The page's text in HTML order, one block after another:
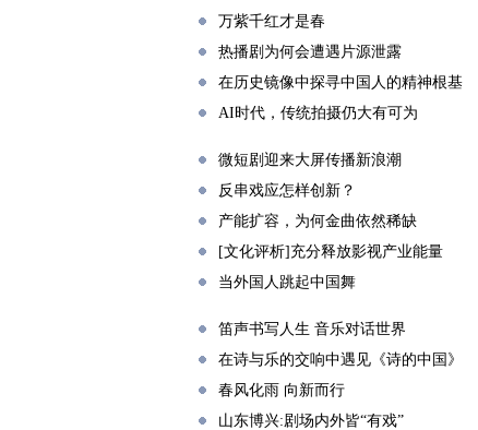
万紫千红才是春
热播剧为何会遭遇片源泄露
在历史镜像中探寻中国人的精神根基
AI时代，传统拍摄仍大有可为
微短剧迎来大屏传播新浪潮
反串戏应怎样创新？
产能扩容，为何金曲依然稀缺
[文化评析]充分释放影视产业能量
当外国人跳起中国舞
笛声书写人生 音乐对话世界
在诗与乐的交响中遇见《诗的中国》
春风化雨 向新而行
山东博兴:剧场内外皆“有戏”